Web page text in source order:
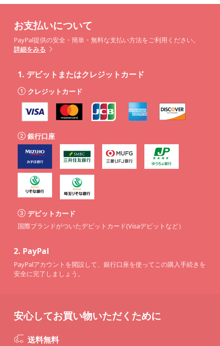
お支払いについて
PayPal提供の安全・簡単・無料な支払い方法をご利用ください。
詳細をみる
1. デビットまたはクレジットカード
クレジットカード
銀行口座
デビットカード
国際ブランドがついたデビットカード(Visaデビットなど）
2. PayPal
PayPalアカウントを開設して、銀行口座を使ってこの購入手続きを
安全に完了しましょう。
安心してお買い物いただくために
送料無料